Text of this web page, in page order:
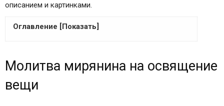
описанием и картинками.
Оглавление [Показать]
Молитва на освящение всякой вещи:
Один комментарий
Молитва мирянина на освящение
вещи